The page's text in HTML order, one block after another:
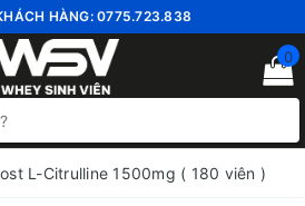
HÀNG:0775.723.838
0
L-Citrulline 1500mg ( 180 viên )